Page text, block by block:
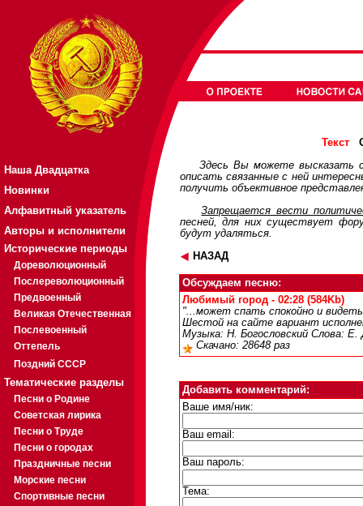
Наша Двадцатка
Новинки
Алфавитный указатель
Авторы и исполнители
Исторические периоды
Дореволюционный
Послереволюционный
Предвоенный
Великая Отечественная
Послевоенный
Оттепель
Поздний СССР
Тематические разделы
Песни о Родине
Советская лирика
Песни о Труде
Песни о городах
Праздничные песни
Морские песни
Спортивные песни
Текст
Здесь Вы можете высказать
описать связанные с ней
получить объективное
Запрещается вести
песней, для них существует
будут удаляться.
НАЗАД
Обсуждаем песню:
Любимый город - 02:28 (584Kb)
"...может спать спокойно и
Шестой на сайте вариант
Музыка: Н. Богословский Слова:
Скачано: 28648 раз
Добавить комментарий:
Ваше имя/ник:
Ваш email:
Ваш пароль:
Тема: